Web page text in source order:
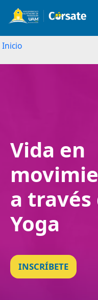
Inicio
Vida en
a través
Yoga
INSCRÍBETE